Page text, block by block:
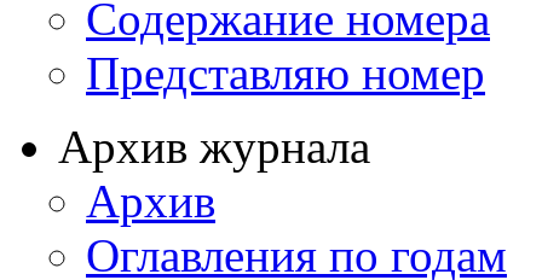
Содержание номера
Представляю номер
Архив журнала
Архив
Оглавления по годам